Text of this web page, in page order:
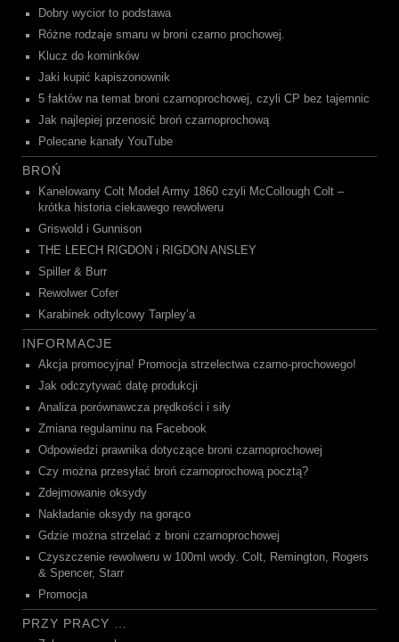
Dobry wycior to podstawa
Różne rodzaje smaru w broni czarno prochowej.
Klucz do kominków
Jaki kupić kapiszonownik
5 faktów na temat broni czarnoprochowej, czyli CP bez tajemnic
Jak najlepiej przenosić broń czarnoprochową
Polecane kanały YouTube
BROŃ
Kanelowany Colt Model Army 1860 czyli McCollough Colt –
krótka historia ciekawego rewolweru
Griswold i Gunnison
THE LEECH RIGDON i RIGDON ANSLEY
Spiller & Burr
Rewolwer Cofer
Karabinek odtylcowy Tarpley’a
INFORMACJE
Akcja promocyjna! Promocja strzelectwa czarno-prochowego!
Jak odczytywać datę produkcji
Analiza porównawcza prędkości i siły
Zmiana regulaminu na Facebook
Odpowiedzi prawnika dotyczące broni czarnoprochowej
Czy można przesyłać broń czarnoprochową pocztą?
Zdejmowanie oksydy
Nakładanie oksydy na gorąco
Gdzie można strzelać z broni czarnoprochowej
Czyszczenie rewolweru w 100ml wody. Colt, Remington, Rogers
& Spencer, Starr
Promocja
PRZY PRACY …